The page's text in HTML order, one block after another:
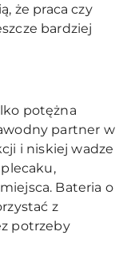
że praca czy
bardziej
potężna
partner w
i niskiej wadze
Bateria o
z
potrzeby